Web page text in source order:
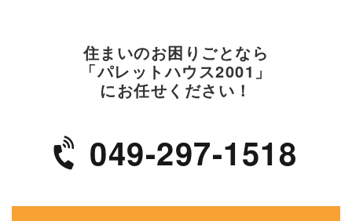
住まいのお困りごとなら
「パレットハウス2001」
にお任せください！
049-297-1518